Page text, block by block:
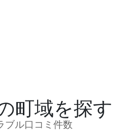
町域を探す
ブル口コミ件数